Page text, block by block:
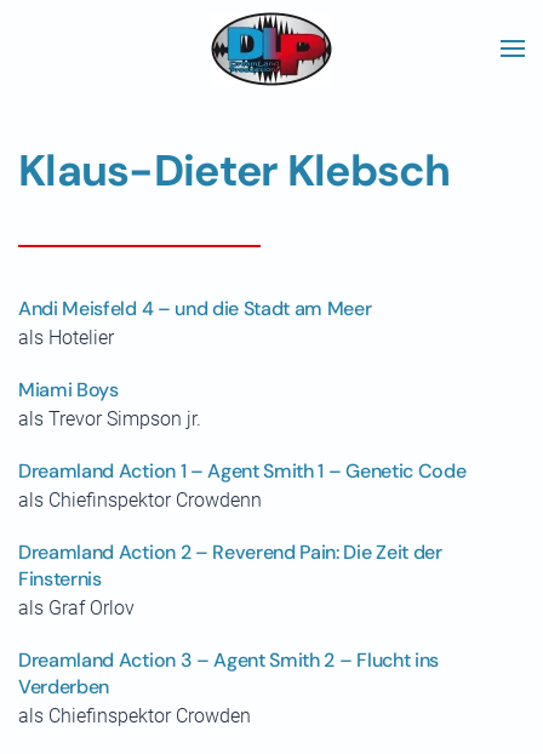
Skip to main content
Klaus-Dieter Klebsch
Andi Meisfeld 4 – und die Stadt am Meer
als Hotelier
Miami Boys
als Trevor Simpson jr.
Dreamland Action 1 – Agent Smith 1 – Genetic Code
als Chiefinspektor Crowdenn
Dreamland Action 2 – Reverend Pain: Die Zeit der
Finsternis
als Graf Orlov
Dreamland Action 3 – Agent Smith 2 – Flucht ins
Verderben
als Chiefinspektor Crowden